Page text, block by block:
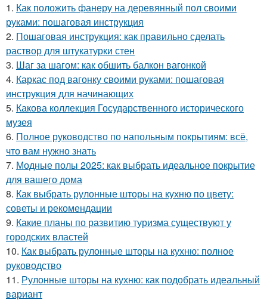
1. Как положить фанеру на деревянный пол своими
руками: пошаговая инструкция
2. Пошаговая инструкция: как правильно сделать
раствор для штукатурки стен
3. Шаг за шагом: как обшить балкон вагонкой
4. Каркас под вагонку своими руками: пошаговая
инструкция для начинающих
5. Какова коллекция Государственного исторического
музея
6. Полное руководство по напольным покрытиям: всё,
что вам нужно знать
7. Модные полы 2025: как выбрать идеальное покрытие
для вашего дома
8. Как выбрать рулонные шторы на кухню по цвету:
советы и рекомендации
9. Какие планы по развитию туризма существуют у
городских властей
10. Как выбрать рулонные шторы на кухню: полное
руководство
11. Рулонные шторы на кухню: как подобрать идеальный
вариант